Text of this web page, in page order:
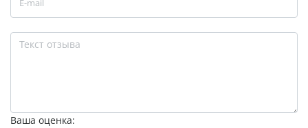
Ваша оценка: